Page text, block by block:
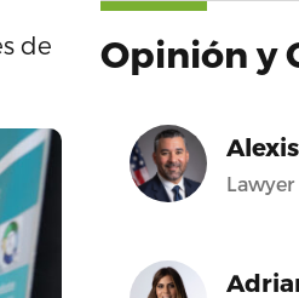
de
Opinión y
Lawyer